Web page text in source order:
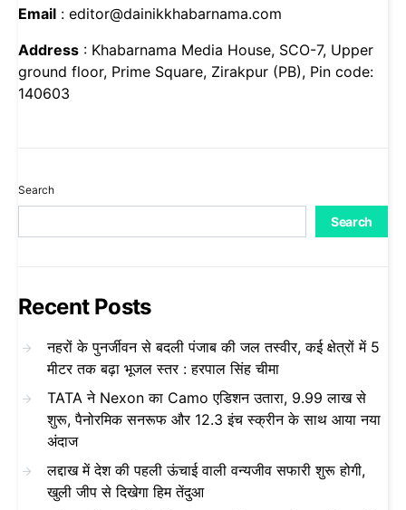
Email : editor@dainikkhabarnama.com
Address : Khabarnama Media House, SCO-7, Upper
ground floor, Prime Square, Zirakpur (PB), Pin code:
140603
Search
Search
Recent Posts
नहरों के पुनर्जीवन से बदली पंजाब की जल तस्वीर, कई क्षेत्रों में 5
मीटर तक बढ़ा भूजल स्तर : हरपाल सिंह चीमा
TATA ने Nexon का Camo एडिशन उतारा, 9.99 लाख से
शुरू, पैनोरमिक सनरूफ और 12.3 इंच स्क्रीन के साथ आया नया
अंदाज
लद्दाख में देश की पहली ऊंचाई वाली वन्यजीव सफारी शुरू होगी,
खुली जीप से दिखेगा हिम तेंदुआ